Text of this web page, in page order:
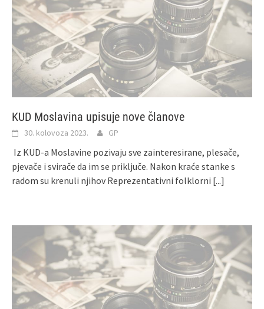
KUD Moslavina upisuje nove članove
30. kolovoza 2023. GP
Iz KUD-a Moslavine pozivaju sve zainteresirane, plesače,
pjevače i svirače da im se priključe. Nakon kraće stanke s
radom su krenuli njihov Reprezentativni folklorni [...]